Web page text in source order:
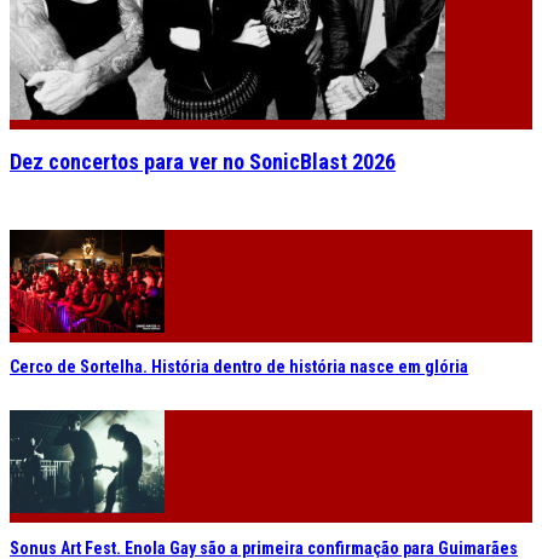
Dez concertos para ver no SonicBlast 2026
Cerco de Sortelha. História dentro de história nasce em glória
Sonus Art Fest. Enola Gay são a primeira confirmação para Guimarães